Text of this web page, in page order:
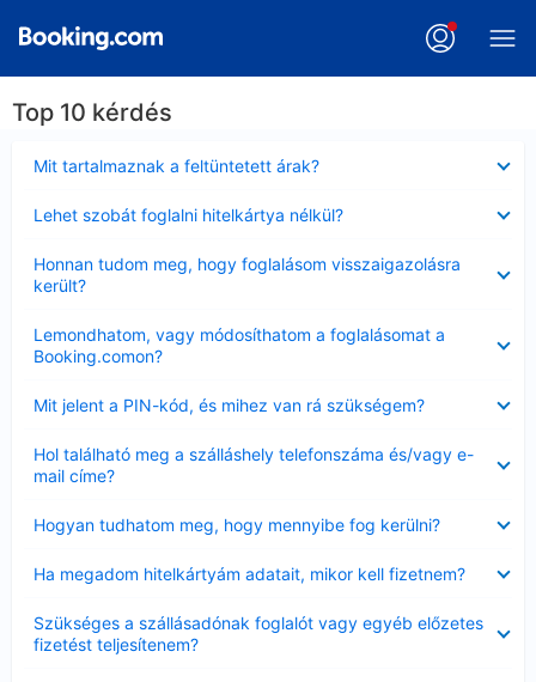
Top 10 kérdés
Mit tartalmaznak a feltüntetett árak?
Lehet szobát foglalni hitelkártya nélkül?
Honnan tudom meg, hogy foglalásom visszaigazolásra
került?
Lemondhatom, vagy módosíthatom a foglalásomat a
Booking.comon?
Mit jelent a PIN-kód, és mihez van rá szükségem?
Hol található meg a szálláshely telefonszáma és/vagy e-
mail címe?
Hogyan tudhatom meg, hogy mennyibe fog kerülni?
Ha megadom hitelkártyám adatait, mikor kell fizetnem?
Szükséges a szállásadónak foglalót vagy egyéb előzetes
fizetést teljesítenem?